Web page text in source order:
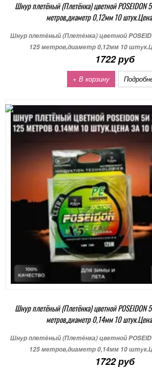
Шнур плетёный (Плетёнка) цветной
метров,диаметр 0,12мм 10
Шнур плетёный (Плетёнка) цветной
125 метров,диаметр 0,12мм 10
1722 руб
+ В корзину
Шнур плетёный (Плетёнка) цветной
метров,диаметр 0,14мм 10
Шнур плетёный (Плетёнка) цветной
125 метров,диаметр 0,14мм 10
1722 руб